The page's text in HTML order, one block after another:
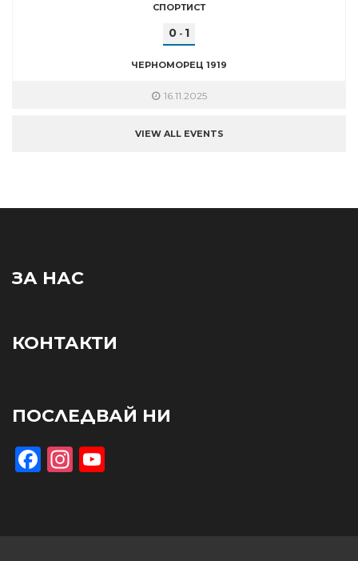
СПОРТИСТ
0 - 1
ЧЕРНОМОРЕЦ 1919
16.11.2025
VIEW ALL EVENTS
ЗА НАС
КОНТАКТИ
ПОСЛЕДВАЙ НИ
Facebook
Instagram